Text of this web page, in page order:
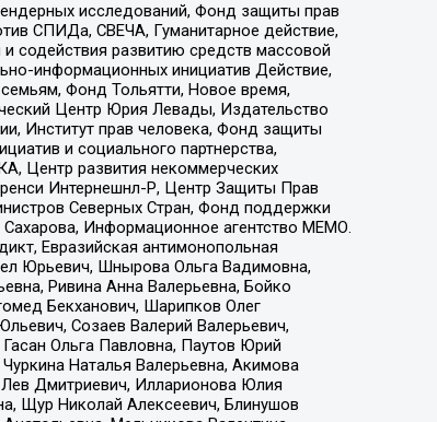
исследований, Фонд защиты прав
СПИДа, СВЕЧА, Гуманитарное действие,
содействия развитию средств массовой
информационных инициатив Действие,
Фонд Тольятти, Новое время,
Центр Юрия Левады, Издательство
Институт прав человека, Фонд защиты
и социального партнерства,
Центр развития некоммерческих
Интернешнл-Р, Центр Защиты Прав
Северных Стран, Фонд поддержки
Информационное агентство МЕМО.
Евразийская антимонопольная
Юрьевич, Шнырова Ольга Вадимовна,
Ривина Анна Валерьевна, Бойко
Бекханович, Шарипков Олег
Созаев Валерий Валерьевич,
Ольга Павловна, Паутов Юрий
Наталья Валерьевна, Акимова
Лев Дмитриевич, Илларионова Юлия
Щур Николай Алексеевич, Блинушов